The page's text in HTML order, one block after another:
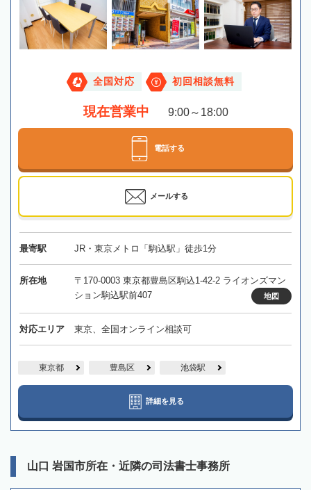
全国対応 初回相談無料
現在営業中 9:00～18:00
電話する
メールする
最寄駅 JR・東京メトロ「駒込駅」徒歩1分
所在地
〒170-0003 東京都豊島区駒込1-42-2 ライオンズマン
ション駒込駅前407
地図
対応エリア 東京、全国オンライン相談可
東京都 豊島区 池袋駅
詳細を見る
山口 岩国市所在・近隣の司法書士事務所